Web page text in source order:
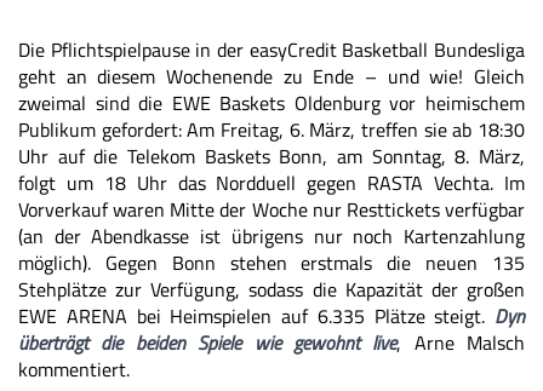
Die Pflichtspielpause in der easyCredit Basketball Bundesliga
geht an diesem Wochenende zu Ende – und wie! Gleich
zweimal sind die EWE Baskets Oldenburg vor heimischem
Publikum gefordert: Am Freitag, 6. März, treffen sie ab 18:30
Uhr auf die Telekom Baskets Bonn, am Sonntag, 8. März,
folgt um 18 Uhr das Nordduell gegen RASTA Vechta. Im
Vorverkaufwaren Mitte der Woche nur Resttickets verfügbar
(an der Abendkasse ist übrigens nur noch Kartenzahlung
möglich). Gegen Bonn stehen erstmals die neuen 135
Stehplätze zur Verfügung, sodass die Kapazität der großen
EWE ARENA bei Heimspielen auf 6.335 Plätze steigt. Dyn
überträgt die beiden Spiele wie gewohnt live, Arne Malsch
kommentiert.